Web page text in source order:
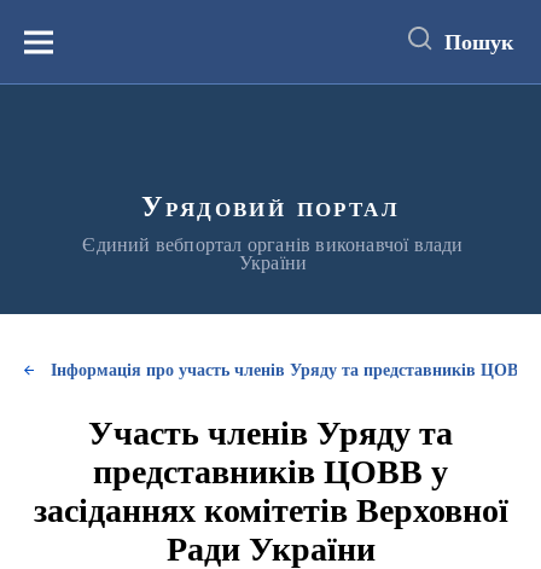
вмістуМеню Пошук
Урядовий портал
Єдиний вебпортал органів виконавчої влади
України
Інформація про участь членів Уряду та представників ЦОВВ
Участь членів Уряду та
представників ЦОВВ у
засіданнях комітетів Верховної
Ради України